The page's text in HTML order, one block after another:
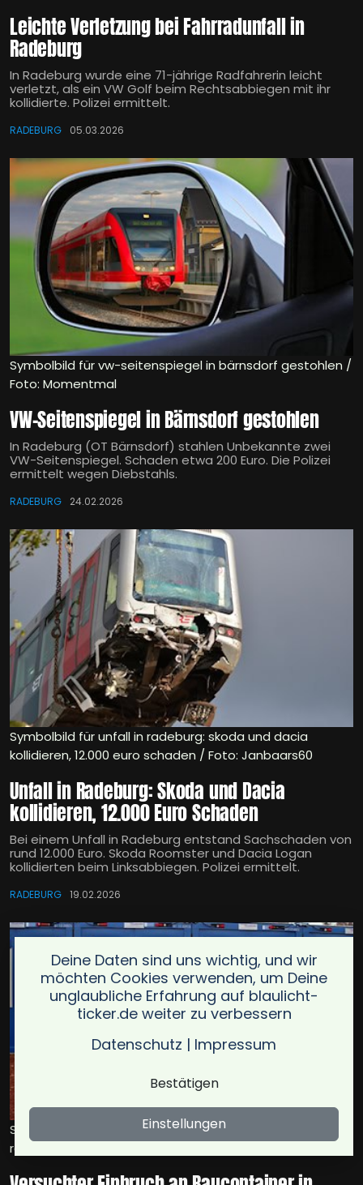
Leichte Verletzung bei Fahrradunfall in
Radeburg
In Radeburg wurde eine 71-jährige Radfahrerin leicht
verletzt, als ein VW Golf beim Rechtsabbiegen mit ihr
kollidierte. Polizei ermittelt.
RADEBURG 05.03.2026
Symbolbild für vw-seitenspiegel in bärnsdorf gestohlen /
Foto: Momentmal
VW-Seitenspiegel in Bärnsdorf gestohlen
In Radeburg (OT Bärnsdorf) stahlen Unbekannte zwei
VW-Seitenspiegel. Schaden etwa 200 Euro. Die Polizei
ermittelt wegen Diebstahls.
RADEBURG 24.02.2026
Symbolbild für unfall in radeburg: skoda und dacia
kollidieren, 12.000 euro schaden / Foto: Janbaars60
Unfall in Radeburg: Skoda und Dacia
kollidieren, 12.000 Euro Schaden
Bei einem Unfall in Radeburg entstand Sachschaden von
rund 12.000 Euro. Skoda Roomster und Dacia Logan
kollidierten beim Linksabbiegen. Polizei ermittelt.
RADEBURG 19.02.2026
Symbolbild für versuchter einbruch an baucontainer in
radeburg / Foto: Antranias
Deine Daten sind uns wichtig, und wir
möchten Cookies verwenden, um Deine
unglaubliche Erfahrung auf blaulicht-
ticker.de weiter zu verbessern
Datenschutz | Impressum
Bestätigen
Einstellungen